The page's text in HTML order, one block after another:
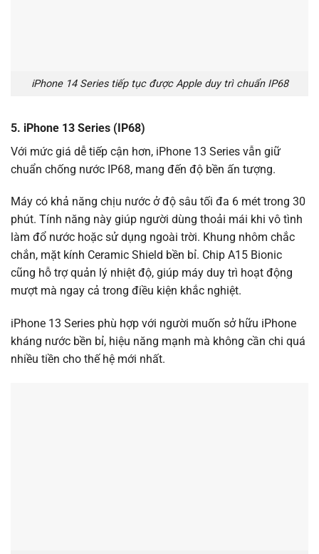
iPhone 14 Series tiếp tục được Apple duy trì chuẩn IP68
5. iPhone 13 Series (IP68)
Với mức giá dễ tiếp cận hơn, iPhone 13 Series vẫn giữ
chuẩn chống nước IP68, mang đến độ bền ấn tượng.
Máy có khả năng chịu nước ở độ sâu tối đa 6 mét trong 30
phút. Tính năng này giúp người dùng thoải mái khi vô tình
làm đổ nước hoặc sử dụng ngoài trời. Khung nhôm chắc
chắn, mặt kính Ceramic Shield bền bỉ. Chip A15 Bionic
cũng hỗ trợ quản lý nhiệt độ, giúp máy duy trì hoạt động
mượt mà ngay cả trong điều kiện khắc nghiệt.
iPhone 13 Series phù hợp với người muốn sở hữu iPhone
kháng nước bền bỉ, hiệu năng mạnh mà không cần chi quá
nhiều tiền cho thế hệ mới nhất.